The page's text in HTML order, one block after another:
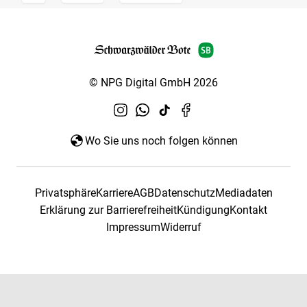
© NPG Digital GmbH 2026
Wo Sie uns noch folgen können
PrivatsphäreKarriereAGBDatenschutzMediadaten
Erklärung zur BarrierefreiheitKündigungKontakt
ImpressumWiderruf